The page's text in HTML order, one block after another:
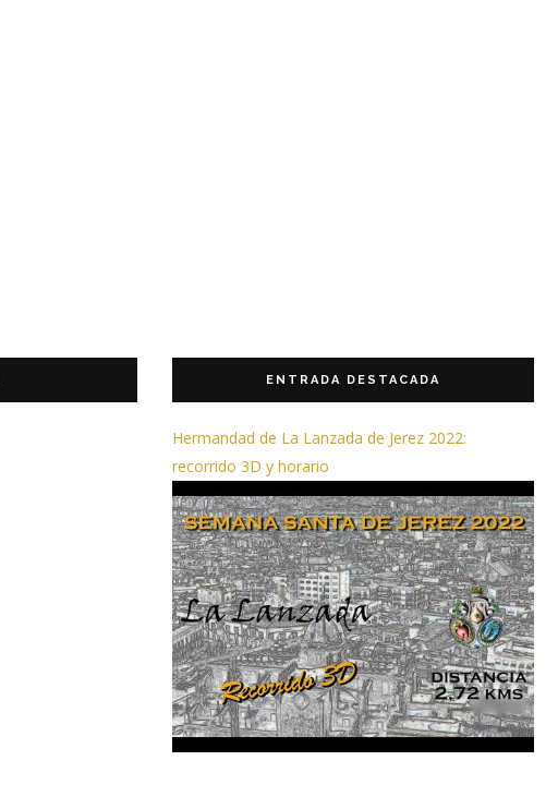
ENTRADA DESTACADA
Hermandad de La Lanzada de Jerez 2022:
recorrido 3D y horario